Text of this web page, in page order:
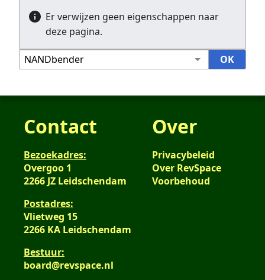
Er verwijzen geen eigenschappen naar
deze pagina.
Contact
Bezoekadres:
Overgoo 1
2266 JZ Leidschendam
Postadres:
Vlietweg 15
2266 KA Leidschendam
Bestuur:
board@revspace.nl
Over
Privacybeleid
Over RevSpace
Voorbehoud